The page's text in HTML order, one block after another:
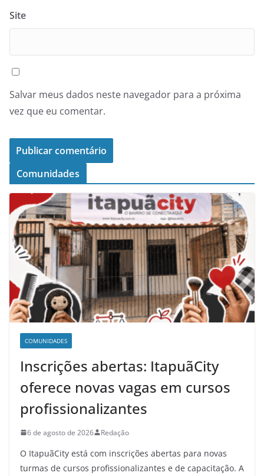
Site
Salvar meus dados neste navegador para a próxima
vez que eu comentar.
Comunidades
COMUNIDADES
Inscrições abertas: ItapuãCity
oferece novas vagas em cursos
profissionalizantes
6 de agosto de 2026 Redação
O ItapuãCity está com inscrições abertas para novas
turmas de cursos profissionalizantes e de capacitação. A